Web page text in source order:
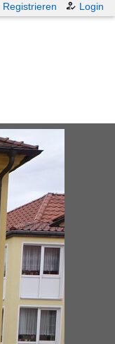
Registrieren Login